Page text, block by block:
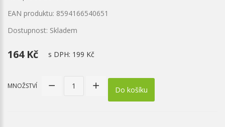
EAN produktu: 8594166540651
Dostupnost: Skladem
164 Kč s DPH: 199 Kč
MNOŽSTVÍ Do košíku